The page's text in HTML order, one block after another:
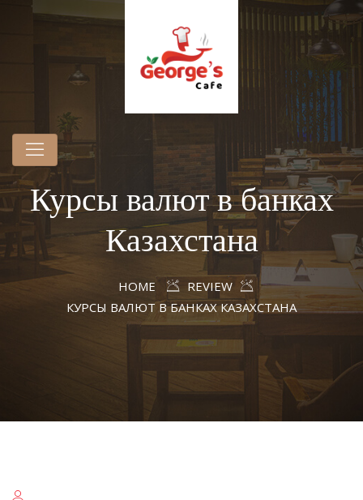
Курсы валют в банках
Казахстана
HOME
REVIEW
КУРСЫ ВАЛЮТ В БАНКАХ КАЗАХСТАНА